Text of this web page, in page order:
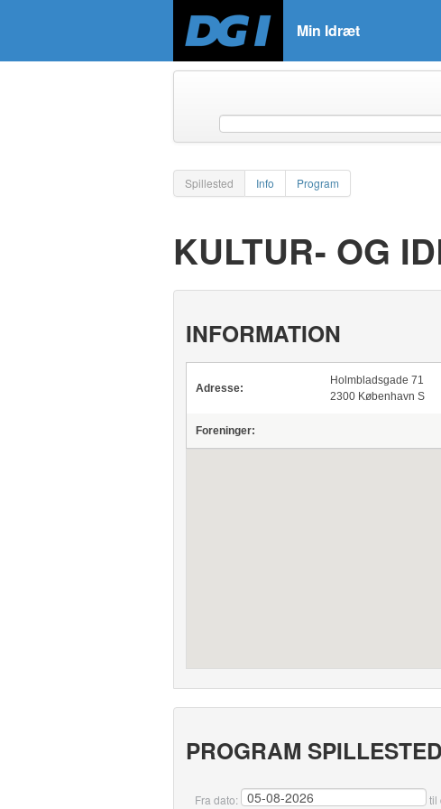
Min Idræt
Spillested Info Program
KULTUR- OG
INFORMATION
Adresse:
Holmbladsgade 71
2300 København S
Foreninger:
PROGRAM SPILLESTED
Fra dato: til